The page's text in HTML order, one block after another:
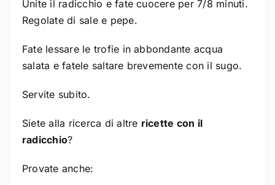
Unite il radicchio e fate cuocere per 7/8 minuti.
Regolate di sale e pepe.
Fate lessare le trofie in abbondante acqua
salata e fatele saltare brevemente con il sugo.
Servite subito.
Siete alla ricerca di altre ricette con il
radicchio?
Provate anche: